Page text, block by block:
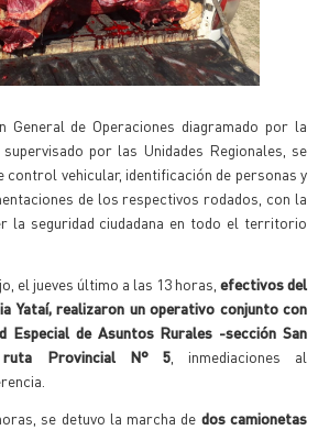
General de Operaciones diagramado por la
por las Unidades Regionales, se
control vehicular, identificación de personas y
de los respectivos rodados, con la
la seguridad ciudadana en todo el territorio
el jueves último a las 13 horas, efectivos del
Yataí, realizaron un operativo conjunto con
Especial de Asuntos Rurales -sección San
Provincial N° 5, inmediaciones al
se detuvo la marcha de dos camionetas